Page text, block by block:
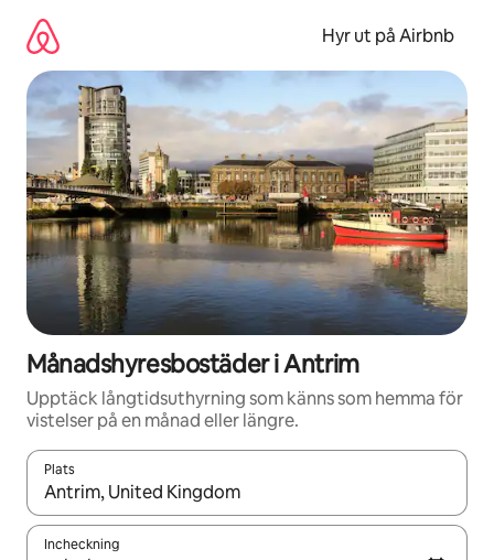
innehåll
Hyr ut på Airbnb
Månadshyresbostäder i Antrim
Upptäck långtidsuthyrning som känns som hemma för
vistelser på en månad eller längre.
Plats
När resultaten är tillgängliga kan du navigera med upp- och
Incheckning